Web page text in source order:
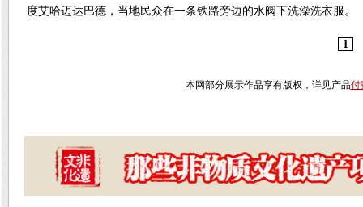
度艾哈迈达巴德，当地民众在一条铁路旁边的水阀下洗澡洗衣服。
1
本网部分展示作品享有版权，详见产品付